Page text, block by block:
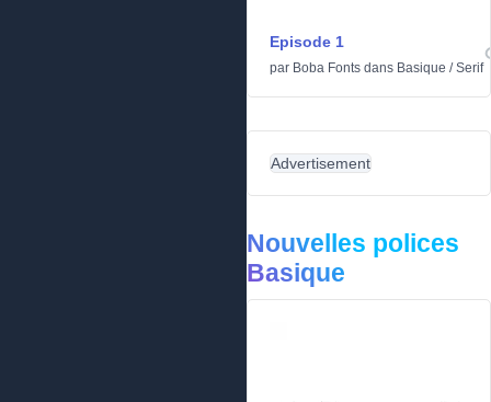
Episode 1
par Boba Fonts dans Basique /Serif
Advertisement
Nouvelles polices
Basique